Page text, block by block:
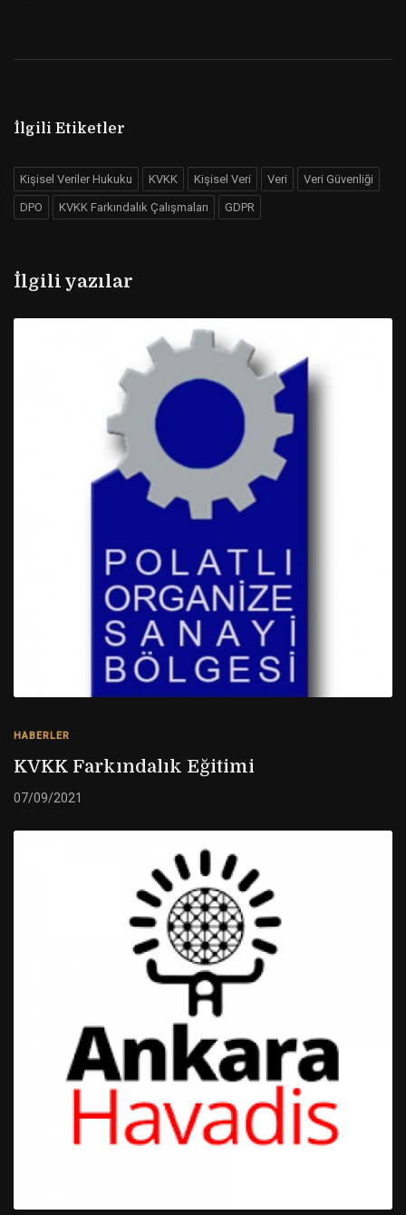
İlgili Etiketler
Kişisel Veriler Hukuku KVKK Kişisel Veri Veri Veri Güvenliği
DPO KVKK Farkındalık Çalışmaları GDPR
İlgili yazılar
HABERLER
KVKK Farkındalık Eğitimi
07/09/2021